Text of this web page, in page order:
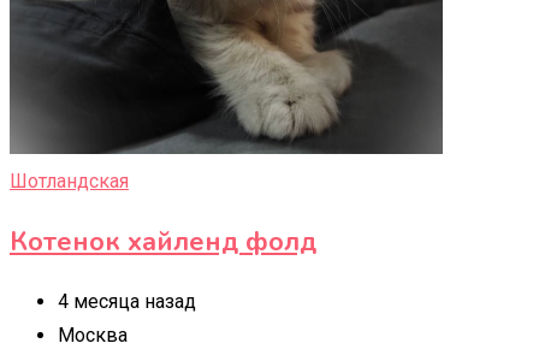
Шотландская
Котенок хайленд фолд
4 месяца назад
Москва